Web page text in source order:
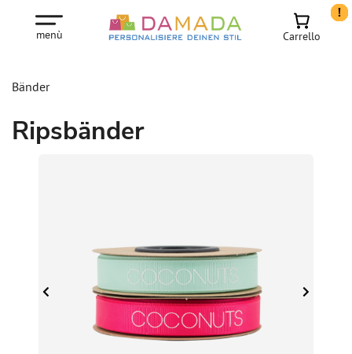
menù Carrello
Bänder
Ripsbänder
!!!!!!!!!!!!!!!!